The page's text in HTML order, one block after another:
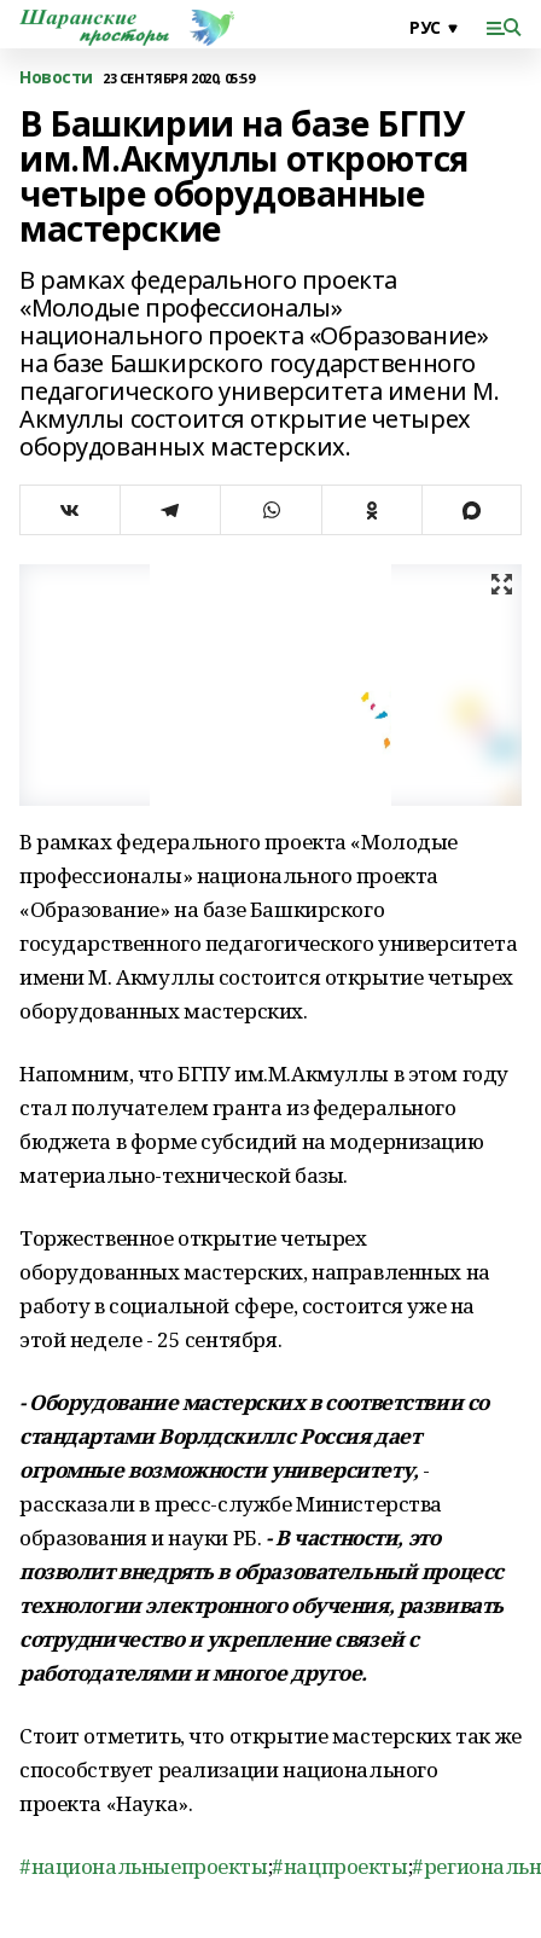
Новости 23 СЕНТЯБРЯ 2020, 05:59
В Башкирии на базе БГПУ
им.М.Акмуллы откроются
четыре оборудованные
мастерские
В рамках федерального проекта
«Молодые профессионалы»
национального проекта «Образование»
на базе Башкирского государственного
педагогического университета имени М.
Акмуллы состоится открытие четырех
оборудованных мастерских.
В рамках федерального проекта «Молодые
профессионалы» национального проекта
«Образование» на базе Башкирского
государственного педагогического университета
имени М. Акмуллы состоится открытие четырех
оборудованных мастерских.
Напомним, что БГПУ им.М.Акмуллы в этом году
стал получателем гранта из федерального
бюджета в форме субсидий на модернизацию
материально-технической базы.
Торжественное открытие четырех
оборудованных мастерских, направленных на
работу в социальной сфере, состоится уже на
этой неделе - 25 сентября.
- Оборудование мастерских в соответствии со
стандартами Ворлдскиллс Россия дает
огромные возможности университету, -
рассказали в пресс-службе Министерства
образования и науки РБ. - В частности, это
позволит внедрять в образовательный процесс
технологии электронного обучения, развивать
сотрудничество и укрепление связей с
работодателями и многое другое.
Стоит отметить, что открытие мастерских так же
способствует реализации национального
проекта «Наука».
#национальныепроекты;#нацпроекты;